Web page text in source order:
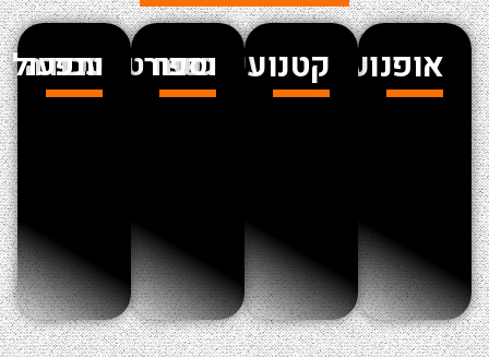
קטנועיםרכבי שטח וספורט רכבי עבודה ותפעול